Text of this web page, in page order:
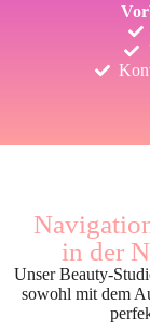
in der
Unser Beauty-
sowohl mit dem